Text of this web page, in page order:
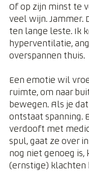
Of op zijn minst te
veel wijn. Jammer.
ten lange leste. Ik
hyperventilatie,
overspannen thuis.
Een emotie wil
ruimte, om naar
bewegen. Als je
ontstaat spanning.
verdooft met
spul, gaat ze over
nog niet genoeg is,
(ernstige) klachten